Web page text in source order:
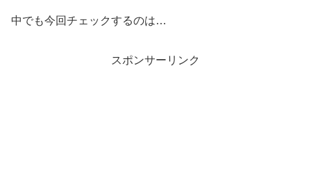
中でも今回チェックするのは…
スポンサーリンク